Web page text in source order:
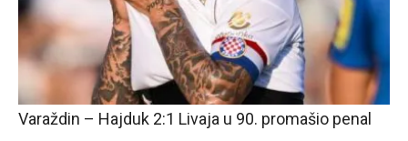
Varaždin – Hajduk 2:1 Livaja u 90. promašio penal